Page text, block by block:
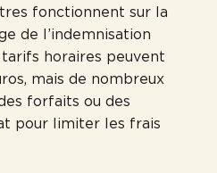
fonctionnent sur la
de l’indemnisation
horaires peuvent
mais de nombreux
forfaits ou des
pour limiter les frais